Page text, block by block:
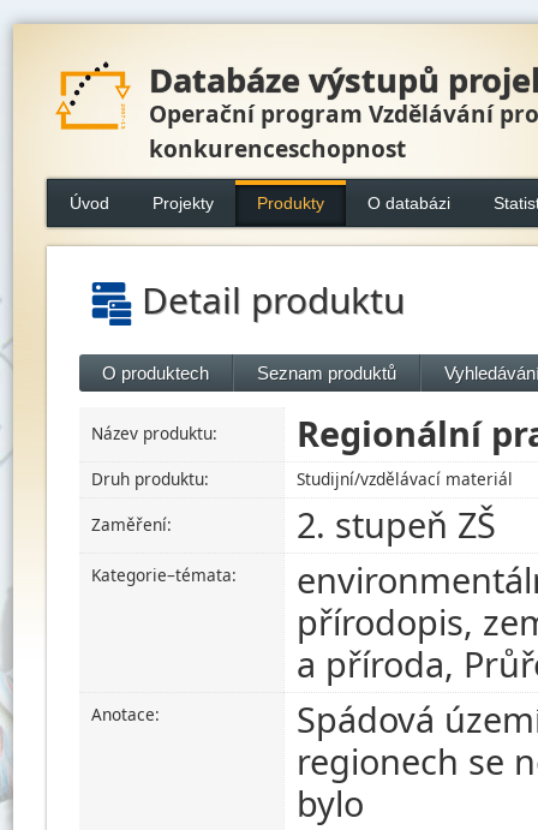
Databáze výstupů
Operační program Vzdělávání pro
konkurenceschopnost
Úvod Projekty Produkty O databázi
Detail produktu
O produktech Seznam produktů
Název produktu: Regionální
Druh produktu:
Studijní/vzdělávací materiál
Zaměření:
2. stupeň ZŠ
Kategorie–témata:
přírodopis,
a příroda,
Anotace:
Spádová
regionech se
bylo